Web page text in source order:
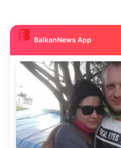
BalkanNews App